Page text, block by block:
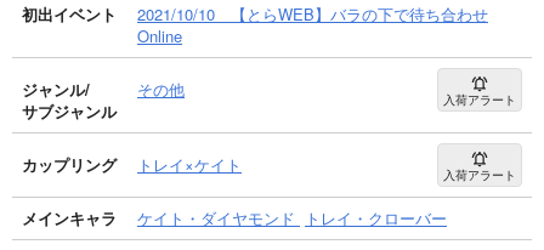
初出イベント
2021/10/10 【とらWEB】バラの下で待ち合わせ
Online
ジャンル/
サブジャンル
その他 入荷アラート
カップリング トレイ×ケイト 入荷アラート
メインキャラ ケイト・ダイヤモンド トレイ・クローバー